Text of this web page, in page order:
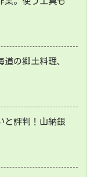
の郷土料理、
と評判！山納銀